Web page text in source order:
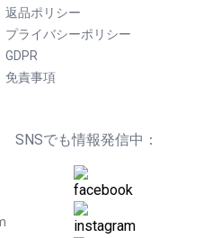
返品ポリシー
プライバシーポリシー
GDPR
免責事項
SNSでも情報発信中：